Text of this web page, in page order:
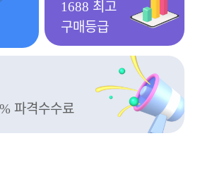
1688 최고
구매등급
파격수수료